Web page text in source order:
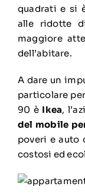
quadrati e si
alle ridotte
maggiore
dell’abitare.
A dare un
particolare
90 è Ikea,
del mobile
poveri e auto
costosi ed